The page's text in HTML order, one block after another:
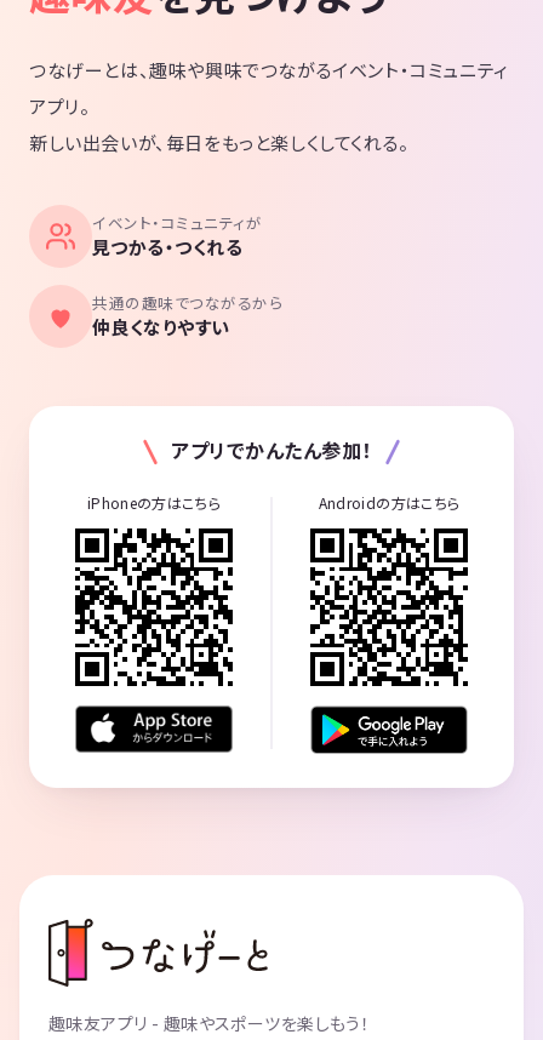
2024/02/24 (006) 【メンバー企画】【限定】スペアリブを食べに再
ハイキング：9名参加 (初参加：２名)
2024/03/03 (007) フクジュソウを求めてポンポン山へ、そして、美人湯
祥風苑へ
2024/03/30 (008)【コラボ企画】武庫川渓谷廃線ハイクとお花見
ハイキング：13名参加 (初参加：2名)
お花見：12名参加 (初参加：1名)
2024/03/31 (009) 春の京都 哲学の道～大文字山ゆるハイク
2024/04/06 (010) 【限定】春の高島 フォトジェニックサイクリング
ハイキング：8名参加 (初参加：0名) 満員御礼🈵
2024/04/20 (011) 金剛山ピザパーティと金剛桜
2024/04/28 (012) 【限定】入道ヶ岳の白い大鳥居と馬酔木のトンネル
ハイキング：8名参加 (初参加：2名) 満員御礼🈵
2024/05/05 (013) 【限定】海が見える青葉山からの若狭ブルー
ハイキング：9名参加 (初参加：4名) 満員御礼🈵
2024/05/18 (014) 二上山と屯鶴峯地下壕探索ハイク
ハイキング：11名参加 (初参加：2名)
2024/06/07夕方 ～ 6/10 (016)【メンバー企画】フェリーで行く くじゅ
う連山 ～ ミヤマキリシマに染まる天空の絶景 ～
ハイキング：10名参加 (初参加：0名)
ハイキング：14名参加 (初参加：4名) 満員御礼🈵
つなげーとは、趣味や興味でつながるイベント・コミュニティ
アプリ。
新しい出会いが、毎日をもっと楽しくしてくれる。
イベント・コミュニティが
見つかる・つくれる
共通の趣味でつながるから
仲良くなりやすい
アプリでかんたん参加！
iPhoneの方はこちら Androidの方はこちら
趣味友アプリ - 趣味やスポーツを楽しもう！